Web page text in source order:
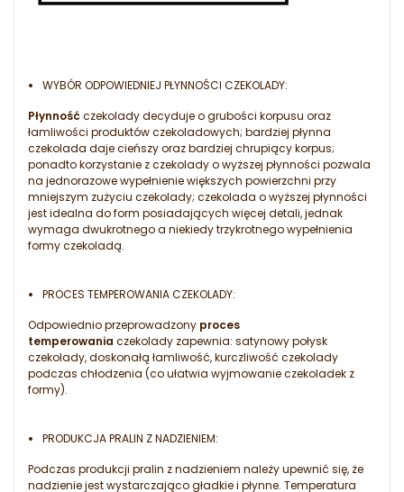
WYBÓR ODPOWIEDNIEJ PŁYNNOŚCI CZEKOLADY:
Płynnośćczekolady decyduje o grubości korpusu oraz
łamliwości produktów czekoladowych; bardziej płynna
czekolada daje cieńszy oraz bardziej chrupiący korpus;
ponadto korzystanie z czekolady o wyższej płynności pozwala
na jednorazowe wypełnienie większych powierzchni przy
mniejszym zużyciu czekolady; czekolada o wyższej płynności
jest idealna do form posiadających więcej detali, jednak
wymaga dwukrotnego a niekiedy trzykrotnego wypełnienia
formy czekoladą.
PROCES TEMPEROWANIA CZEKOLADY:
Odpowiednio przeprowadzony proces
temperowania czekolady zapewnia: satynowy połysk
czekolady, doskonałą łamliwość, kurczliwość czekolady
podczas chłodzenia (co ułatwia wyjmowanie czekoladek z
formy).
PRODUKCJA PRALIN Z NADZIENIEM:
Podczas produkcji pralin z nadzieniem należy upewnić się, że
nadzienie jest wystarczająco gładkie i płynne. Temperatura